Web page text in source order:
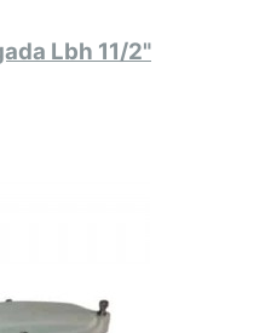
Lbh 11/2"